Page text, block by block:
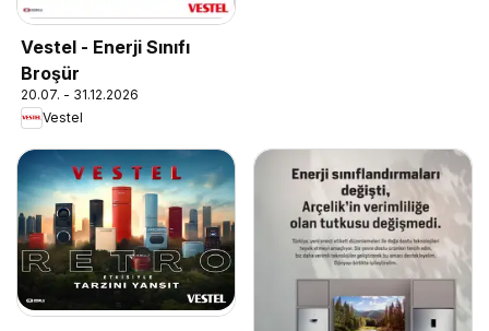
Vestel - Enerji Sınıfı
Broşür
20.07. - 31.12.2026
Vestel